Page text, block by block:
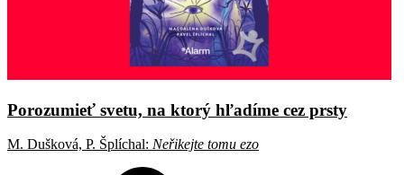
Porozumieť svetu, na ktorý hľadíme cez prsty
M. Dušková, P. Šplíchal: Neřikejte tomu ezo